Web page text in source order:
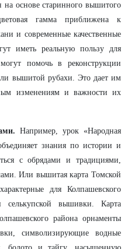
основе старинного вышитого
гамма приближена к
и современные качественные
иметь реальную пользу для
помочь в реконструкции
вышитой рубахи. Это дает им
изменениям и важности их
Например, урок «Народная
знания по истории и
с обрядами и традициями,
Или вышитая карта Томской
для Колпашевского
селькупской вышивки. Карта
района орнаменты
символизирующие водные